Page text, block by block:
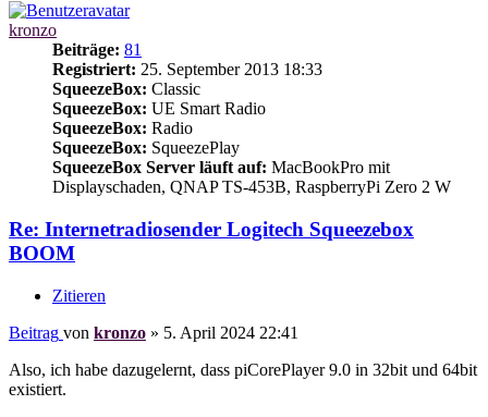
kronzo
Beiträge: 81
Registriert: 25. September 2013 18:33
SqueezeBox: Classic
SqueezeBox: UE Smart Radio
SqueezeBox: Radio
SqueezeBox: SqueezePlay
SqueezeBox Server läuft auf: MacBookPro mit
Displayschaden, QNAP TS-453B, RaspberryPi Zero 2 W
Re: Internetradiosender Logitech Squeezebox
BOOM
Zitieren
Beitrag von kronzo » 5. April 2024 22:41
Also, ich habe dazugelernt, dass piCorePlayer 9.0 in 32bit und 64bit
existiert.